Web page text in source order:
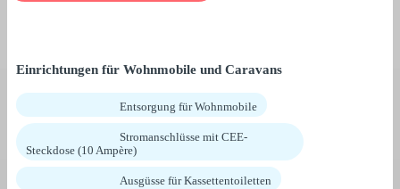
Einrichtungen für Wohnmobile und Caravans
Entsorgung für Wohnmobile
Stromanschlüsse mit CEE-
Steckdose (10 Ampère)
Ausgüsse für Kassettentoiletten